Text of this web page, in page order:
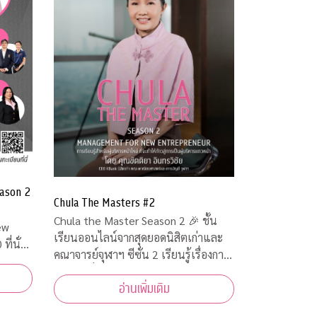
2
Chula The Masters #2
Chula the Master Season 2 🎉 ชั้น
เรียนออนไลน์จากสุดยอดนิสิตเก่าและ
คณาจารย์จุฬาฯ ซีซั่น 2 เรียนรู้เรื่องการ
จัดการเพื่อเตรียมเป็นผู้ประกอบการตัว
จริง
อ่านเพิ่มเติม